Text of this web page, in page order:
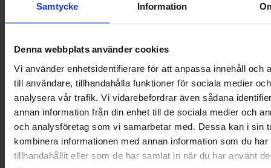
Samtycke Information
Denna webbplats använder cookies
Vi använder enhetsidentifierare för att anpassa innehåll och
till användare, tillhandahålla funktioner för sociala medier och
analysera vår trafik. Vi vidarebefordrar även sådana
annan information från din enhet till de sociala medier och
och analysföretag som vi samarbetar med. Dessa kan i sin
kombinera informationen med annan information som du har
tillhandahållit eller som de har samlat in när du har använt
För kunder som står inför en stor eller liten investering kan
Öka intäkterna med säljfinansiering
Så kommer du igång
Hör av dig till oss för att diskutera hur vi bäst möter behoven i ditt
företag.
Jag vill veta mer
Vi vill växa med dig